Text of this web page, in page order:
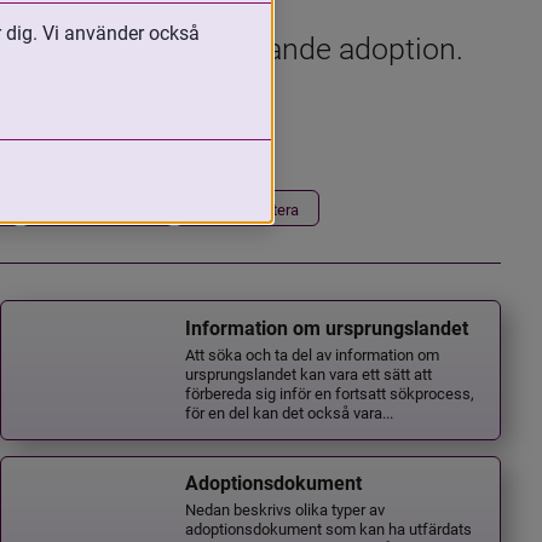
om stöd gällande adoption.
Vill adoptera
Information om ursprungslandet
Att söka och ta del av information om
ursprungslandet kan vara ett sätt att
förbereda sig inför en fortsatt sökprocess,
för en del kan det också vara...
Adoptionsdokument
Nedan beskrivs olika typer av
adoptionsdokument som kan ha utfärdats
Vi använder också